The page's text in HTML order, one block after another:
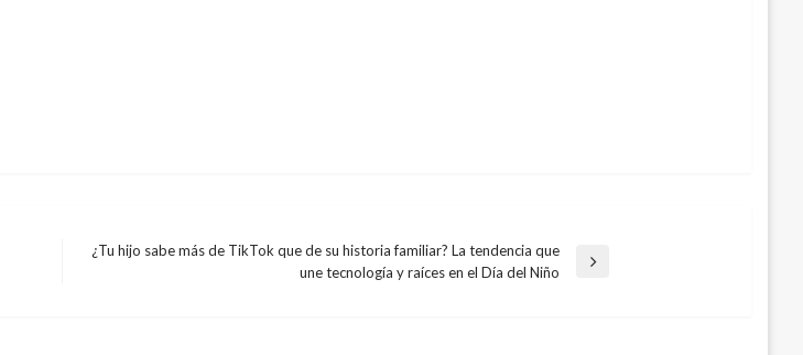
¿Tu hijo sabe más de TikTok que de su historia familiar? La tendencia que
une tecnología y raíces en el Día del Niño